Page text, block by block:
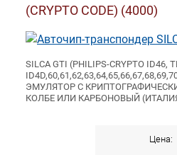
(CRYPTO CODE) (4000)
SILCA GTI (PHILIPS-CRYPTO ID46,
ЭМУЛЯТОР С
КОЛБЕ ИЛИ КАРБОНОВЫЙ
Цена: